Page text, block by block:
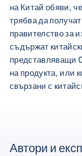
на Китай обяви,
трябва да
правителство за
съдържат
представляващи
на продукта, или
свързани с
Автори и